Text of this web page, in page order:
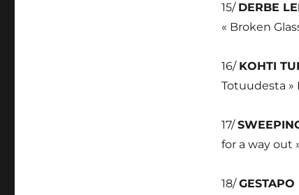
15/ DERBE
« Broken
16/ KOHTI
Totuudesta »
17/
for a way out
18/